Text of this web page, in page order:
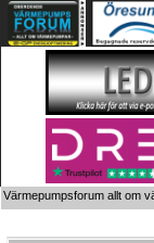
Värmepumpsforum allt om